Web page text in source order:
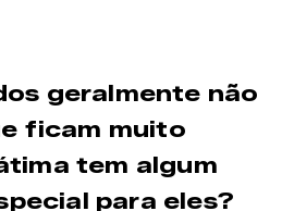
geralmente não
ficam muito
tem algum
para eles?